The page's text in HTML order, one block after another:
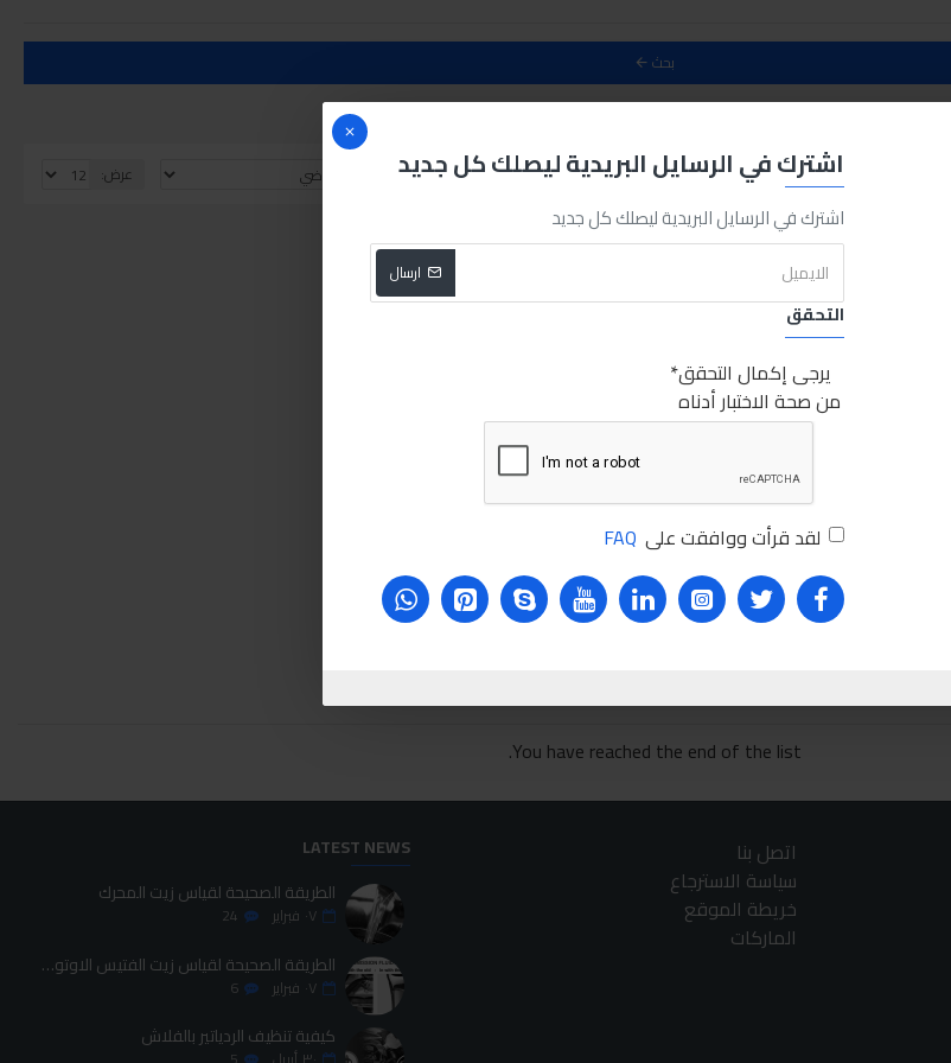
اشترك في الرسايل البريدية ليصلك كل جديد
اشترك في الرسايل البريدية ليصلك كل جديد
ارسال
التحقق
يرجى إكمال التحقق
من صحة الاختبار أدناه
لقد قرأت ووافقت على FAQ
بحث
الفرز بواسطة: عرض:
You have reached the end of the list.
اتصل بنا
سياسة الاسترجاع
خريطة الموقع
الماركات
LATEST NEWS
الطريقة الصحيحة لقياس زيت المحرك
٠٧ فبراير 24
الطريقة الصحيحة لقياس زيت الفتيس الاوتوماتيك
٠٧ فبراير 6
كيفية تنظيف الردياتير بالفلاش